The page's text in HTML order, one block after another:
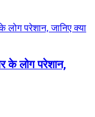
के लोग परेशान,